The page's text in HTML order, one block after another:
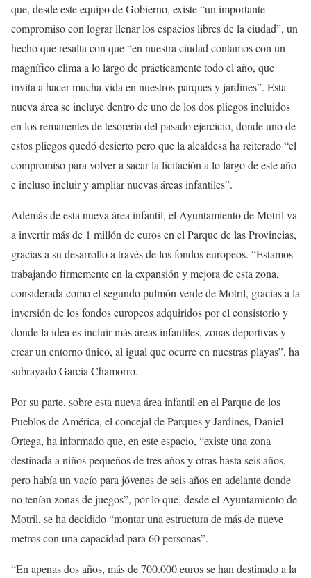
que, desde este equipo de Gobierno, existe “un importante
compromiso con lograr llenar los espacios libres de la ciudad”, un
hecho que resalta con que “en nuestra ciudad contamos con un
magnífico clima a lo largo de prácticamente todo el año, que
invita a hacer mucha vida en nuestros parques y jardines”. Esta
nueva área se incluye dentro de uno de los dos pliegos incluidos
en los remanentes de tesorería del pasado ejercicio, donde uno de
estos pliegos quedó desierto pero que la alcaldesa ha reiterado “el
compromiso para volver a sacar la licitación a lo largo de este año
e incluso incluir y ampliar nuevas áreas infantiles”.
Además de esta nueva área infantil, el Ayuntamiento de Motril va
a invertir más de 1 millón de euros en el Parque de las Provincias,
gracias a su desarrollo a través de los fondos europeos. “Estamos
trabajando firmemente en la expansión y mejora de esta zona,
considerada como el segundo pulmón verde de Motril, gracias a la
inversión de los fondos europeos adquiridos por el consistorio y
donde la idea es incluir más áreas infantiles, zonas deportivas y
crear un entorno único, al igual que ocurre en nuestras playas”, ha
subrayado García Chamorro.
Por su parte, sobre esta nueva área infantil en el Parque de los
Pueblos de América, el concejal de Parques y Jardines, Daniel
Ortega, ha informado que, en este espacio, “existe una zona
destinada a niños pequeños de tres años y otras hasta seis años,
pero había un vacío para jóvenes de seis años en adelante donde
no tenían zonas de juegos”, por lo que, desde el Ayuntamiento de
Motril, se ha decidido “montar una estructura de más de nueve
metros con una capacidad para 60 personas”.
“En apenas dos años, más de 700.000 euros se han destinado a la